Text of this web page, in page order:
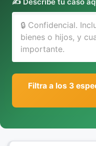
Filtra a los 3